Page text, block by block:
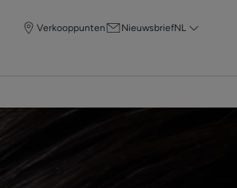
Verkooppunten NieuwsbriefNL